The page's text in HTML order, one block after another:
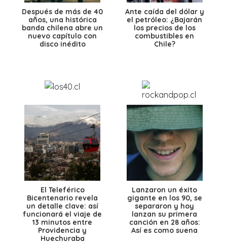
Después de más de 40
años, una histórica
banda chilena abre un
nuevo capítulo con
disco inédito
Ante caída del dólar y
el petróleo: ¿Bajarán
los precios de los
combustibles en
Chile?
El Teleférico
Bicentenario revela
un detalle clave: así
funcionará el viaje de
13 minutos entre
Providencia y
Huechuraba
Lanzaron un éxito
gigante en los 90, se
separaron y hoy
lanzan su primera
canción en 28 años:
Así es como suena